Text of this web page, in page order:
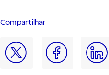
Compartilhar